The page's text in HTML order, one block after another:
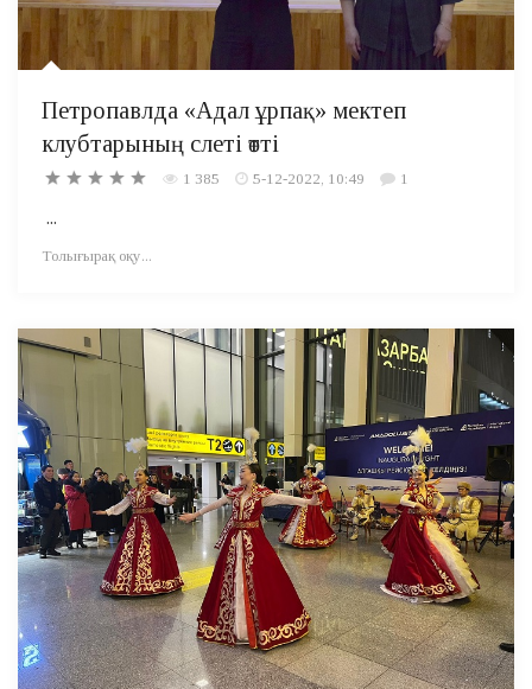
Петропавлда «Адал ұрпақ» мектеп
клубтарының слеті өтті
1 385 5-12-2022, 10:49 1
...
Толығырақ оқу...